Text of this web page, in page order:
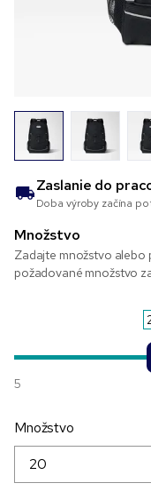
Zaslanie do
Doba výroby začína
Množstvo
Zadajte množstvo alebo
požadované množstvo
5
Množstvo